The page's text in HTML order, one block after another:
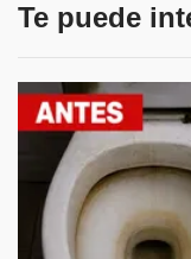
Te puede